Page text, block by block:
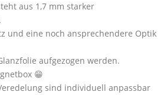
aus 1,7 mm starker
und eine noch ansprechendere Optik
aufgezogen werden.
😁
sind individuell anpassbar